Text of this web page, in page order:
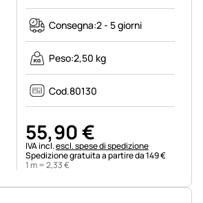
Consegna:2 - 5 giorni
Peso:2,50 kg
Cod.80130
55,90€
Informazioni fiscali:
IVA incl.escl. spese di spedizione
Spedizione gratuita a partire da 149 €
1 m =2,33€